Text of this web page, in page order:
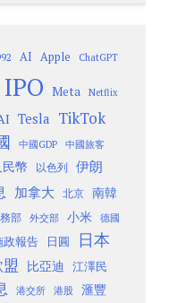
AI Apple ChatGPT
IPO Meta Netflix
Tesla TikTok
中國GDP 中國旅客
民幣 以色列 伊朗
加拿大 北京
南韓
部 外交部 小米 德國
政報告 日圓 日本
比亞迪 江澤民
港交所 港股 滙豐